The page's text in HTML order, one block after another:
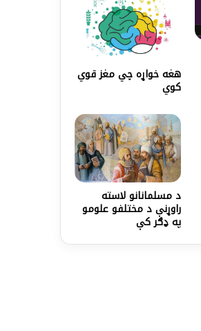
هغه خواړه چي مغز قوي
کوي
د مسلمانانو لاسته
راوړنې د مختلفو علومو
په ډګر کې